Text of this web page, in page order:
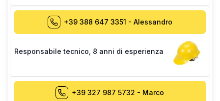
+39 388 647 3351 - Alessandro
Responsabile tecnico 8 anni di esperienza
+39 327 987 5732 - Marco